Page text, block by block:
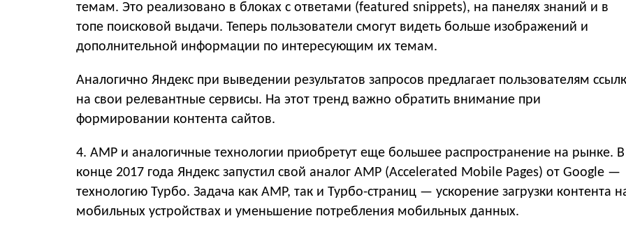
темам. Это реализовано в блоках с ответами (featured snippets), на панелях знаний и в
топе поисковой выдачи. Теперь пользователи смогут видеть больше изображений и
дополнительной информации по интересующим их темам.
Аналогично Яндекс при выведении результатов запросов предлагает пользователям
на свои релевантные сервисы. На этот тренд важно обратить внимание при
формировании контента сайтов.
4. AMP и аналогичные технологии приобретут еще большее распространение на рынке. В
конце 2017 года Яндекс запустил свой аналог AMP (Accelerated Mobile Pages) от Google —
технологию Турбо. Задача как АМP, так и Турбо-страниц — ускорение загрузки контента
мобильных устройствах и уменьшение потребления мобильных данных.